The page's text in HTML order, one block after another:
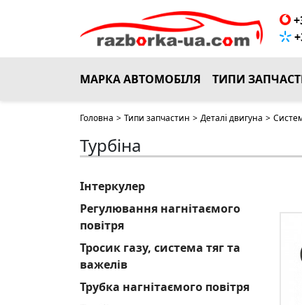
МАРКА АВТОМОБІЛЯ ТИПИ
Головна > Типи запчастин > Деталі двигуна >
Турбіна
Інтеркулер
Регулювання нагнітаємого
повітря
Тросик газу, система тяг та
важелів
Трубка нагнітаємого повітря